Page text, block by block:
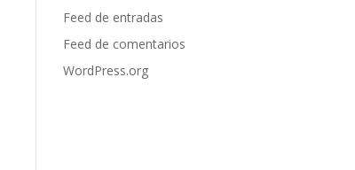
Feed de entradas
Feed de comentarios
WordPress.org